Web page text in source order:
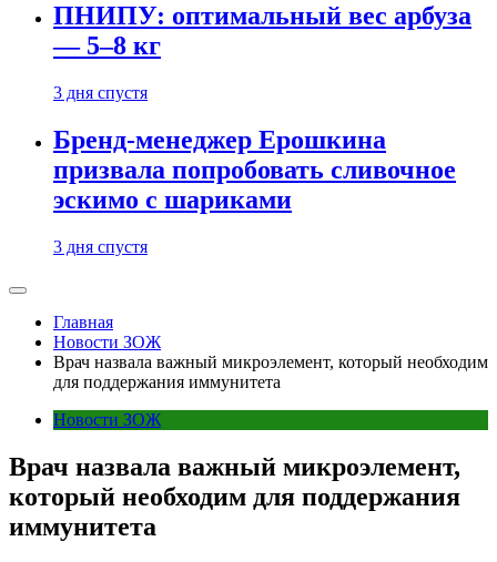
ПНИПУ: оптимальный вес арбуза
— 5–8 кг
3 дня спустя
Бренд-менеджер Ерошкина
призвала попробовать сливочное
эскимо с шариками
3 дня спустя
Главная
Новости ЗОЖ
Врач назвала важный микроэлемент, который необходим
для поддержания иммунитета
Новости ЗОЖ
Врач назвала важный микроэлемент,
который необходим для поддержания
иммунитета